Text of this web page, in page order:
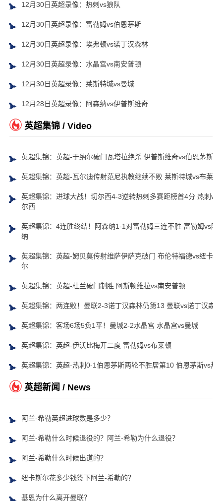
12月30日英超录像：热刺vs狼队
12月30日英超录像：富勒姆vs伯恩茅斯
12月30日英超录像：埃弗顿vs诺丁汉森林
12月30日英超录像：水晶宫vs南安普顿
12月30日英超录像：莱斯特城vs曼城
12月28日英超录像：阿森纳vs伊普斯维奇
英超集锦 / Video
英超集锦：英超-于纳尔破门瓦塔拉绝杀 伊普斯维奇vs伯恩茅斯
英超集锦：英超-瓦尔迪传射范尼执教继续不败 莱斯特城vs布莱顿
英超集锦：进球大战！切尔西4-3逆转热刺多赛距榜首4分 热刺vs
尔西
英超集锦：4连胜终结！阿森纳1-1对富勒姆三连不胜 富勒姆vs阿
纳
英超集锦：英超-姆贝莫传射维萨伊萨克破门 布伦特福德vs纽卡斯
尔
英超集锦：英超-杜兰破门制胜 阿斯顿维拉vs南安普顿
英超集锦：两连败！曼联2-3诺丁汉森林仍第13 曼联vs诺丁汉森林
英超集锦：客场6场5负1平！曼城2-2水晶宫 水晶宫vs曼城
英超集锦：英超-伊沃比梅开二度 富勒姆vs布莱顿
英超集锦：英超-热刺0-1伯恩茅斯两轮不胜居第10 伯恩茅斯vs热
英超新闻 / News
阿兰-希勒英超进球数是多少？
阿兰-希勒什么时候退役的？阿兰-希勒为什么退役？
阿兰-希勒什么时候出道的？
纽卡斯尔花多少钱签下阿兰-希勒的？
基恩为什么离开曼联？